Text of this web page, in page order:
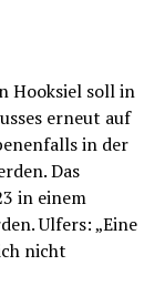
Hooksiel soll in
erneut auf
in der
Das
in einem
Ulfers: „Eine
nicht